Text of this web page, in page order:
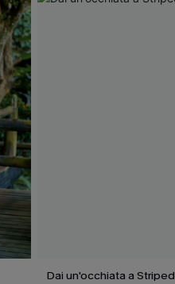
Dai un'occhiata a Striped